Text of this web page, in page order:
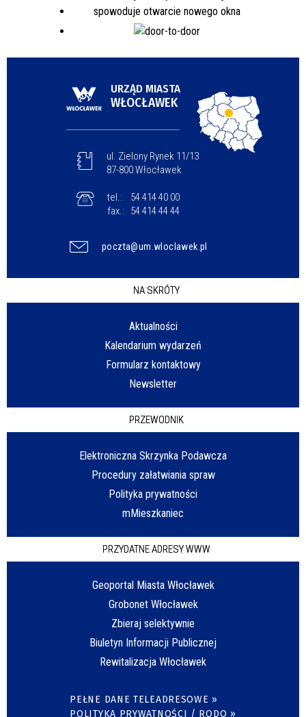
URZĄD MIASTA
WŁOCŁAWEK
ul. Zielony Rynek 11/13
87-800 Włocławek
tel.:
54 414 40 00
fax.:
54 414 44 44
poczta@um.wloclawek.pl
NA SKRÓTY
Aktualności
Kalendarium wydarzeń
Formularz kontaktowy
Newsletter
PRZEWODNIK
Elektroniczna Skrzynka Podawcza
Procedury załatwiania spraw
Polityka prywatności
mMieszkaniec
PRZYDATNE ADRESY WWW
Geoportal Miasta Włocławek
Grobonet Włocławek
Zbieraj selektywnie
Biuletyn Informacji Publicznej
Rewitalizacja Włocławek
PEŁNE DANE TELEADRESOWE »
POLITYKA PRYWATNOŚCI / RODO »